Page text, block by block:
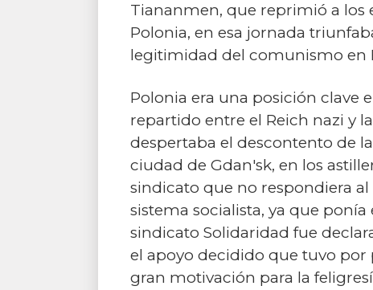
Tiananmen, que reprimió a los
Polonia, en esa jornada
legitimidad del comunismo en
Polonia era una posición clave
repartido entre el Reich nazi y
despertaba el descontento de
ciudad de Gdan'sk, en los
sindicato que no respondiera
sistema socialista, ya que
sindicato Solidaridad fue
el apoyo decidido que tuvo por
gran motivación para la